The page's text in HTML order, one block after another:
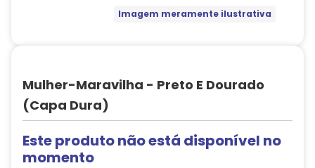
Imagem meramente ilustrativa
Mulher-Maravilha - Preto E Dourado
(Capa Dura)
Este produto não está disponível no
momento